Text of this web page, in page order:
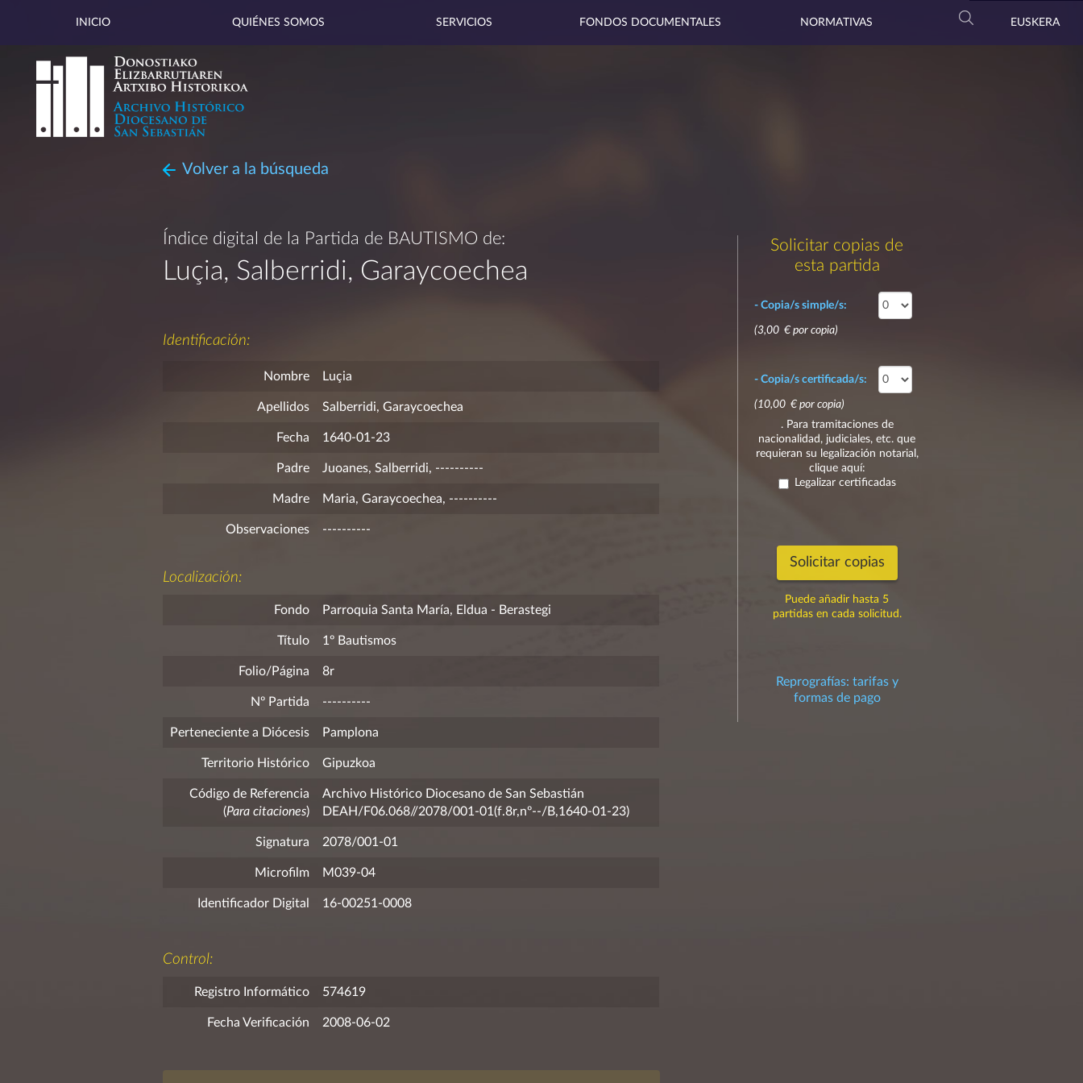
INICIO QUIÉNES SOMOS SERVICIOS FONDOS DOCUMENTALES NORMATIVAS EUSKERA
Volver a la búsqueda
Índice digital de la Partida de BAUTISMO de:
Luçia, Salberridi, Garaycoechea
Solicitar copias de
esta partida
- Copia/s simple/s:
(3,00 € por copia)
- Copia/s certificada/s:
(10,00 € por copia)
. Para tramitaciones de
nacionalidad, judiciales, etc. que
requieran su legalización notarial,
clique aquí:
Legalizar certificadas
Solicitar copias
Puede añadir hasta 5
partidas en cada solicitud.
Reprografías: tarifas y
formas de pago
Identificación:
Nombre Luçia
Apellidos Salberridi, Garaycoechea
Fecha 1640-01-23
Padre Juoanes, Salberridi, ----------
Madre Maria, Garaycoechea, ----------
Observaciones ----------
Localización:
Fondo Parroquia Santa María, Eldua - Berastegi
Título 1º Bautismos
Folio/Página 8r
Nº Partida ----------
Perteneciente a Diócesis Pamplona
Territorio Histórico Gipuzkoa
Código de Referencia
(Para citaciones)
Archivo Histórico Diocesano de San Sebastián
DEAH/F06.068//2078/001-01(f.8r,nº--/B,1640-01-23)
Signatura 2078/001-01
Microfilm M039-04
Identificador Digital 16-00251-0008
Control:
Registro Informático 574619
Fecha Verificación 2008-06-02